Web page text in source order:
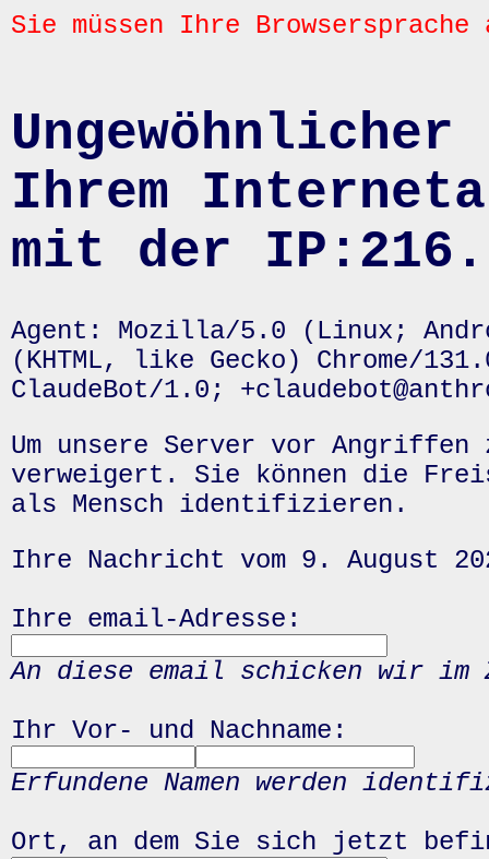
Sie müssen Ihre
Ihrem
mit der
Agent: Mozilla/5.0 (Linux;
(KHTML, like Gecko) Chrome/
ClaudeBot/1.0;
Um unsere Server vor
verweigert. Sie können die
als Mensch identifizieren.
Ihre Nachricht vom 9. August
Ihre email-Adresse:
An diese email schicken wir
Ihr Vor- und Nachname:
Erfundene Namen werden
Ort, an dem Sie sich jetzt